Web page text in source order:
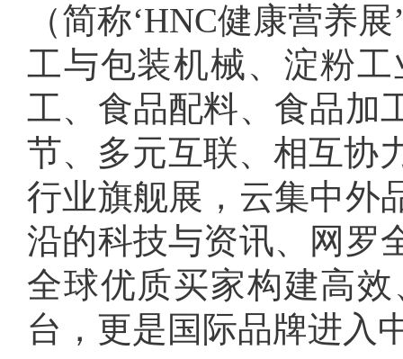
（简称‘HNC健康营养
工与包装机械、淀粉
工、食品配料、食品加
节、多元互联、相互协
行业旗舰展，云集中外
沿的科技与资讯、网罗
全球优质买家构建高
台，更是国际品牌进入